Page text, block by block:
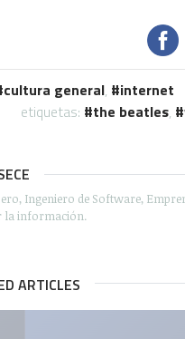
cultura general,
internet
etiquetas:
the beatles,
Ingeniero de Software,
la información.
ARTICLES